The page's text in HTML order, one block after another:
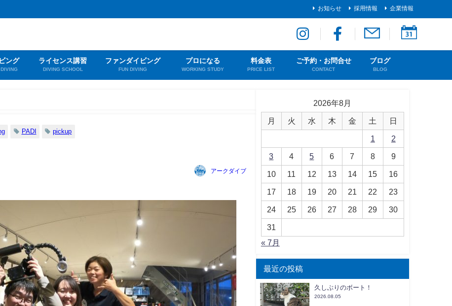
お知らせ 採用情報 企業情報
ング ライセンス講習
DIVING SCHOOL
ファンダイビング
FUN DIVING
プロになる
WORKING STUDY
料金表
PRICE LIST
ご予約・お問合せ
CONTACT
ブログ
BLOG
PADI pickup
アークダイブ
2026年8月
月 火 水 木 金 土 日
1 2
3 4 5 6 7 8 9
10 11 12 13 14 15 16
17 18 19 20 21 22 23
24 25 26 27 28 29 30
31
« 7月
最近の投稿
久しぶりのボート！
2026.08.05